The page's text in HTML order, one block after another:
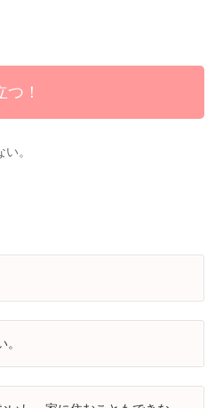
！
。